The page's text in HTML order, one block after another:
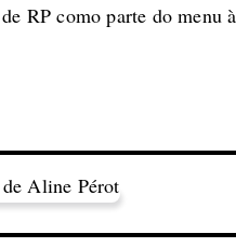
RP como parte do menu